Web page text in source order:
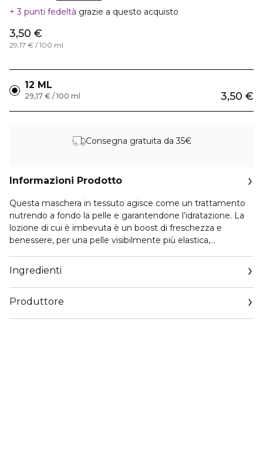
3 punti fedeltà grazie a questo acquisto
3,50 €
29,17 € / 100 ml
12 ML
3,50 €
29,17 € / 100 ml
Consegna gratuita da 35€
Informazioni Prodotto
Questa maschera in tessuto agisce come un trattamento
nutrendo a fondo la pelle e garantendone l’idratazione. La
lozione di cui è imbevuta è un boost di freschezza e
benessere, per una pelle visibilmente più elastica,
CONTIENE:
- Olio di Avocado nutre la pelle migliorandone l’idratazione e
l’elasticità
- Burro di Karitè rende la pelle più morbida e nutrita
Ingredienti
Produttore